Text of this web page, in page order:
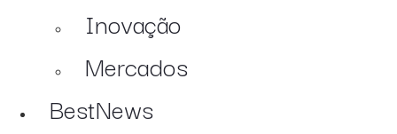
Inovação
Mercados
BestNews